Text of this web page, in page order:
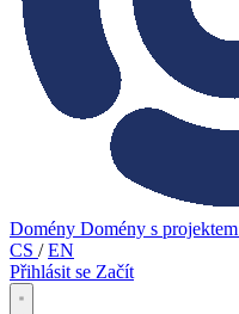
Domény Domény s projektem
CS / EN
Přihlásit se Začít